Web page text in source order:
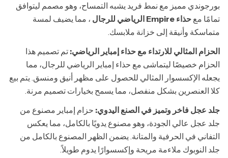
بورجوندي مميز مع نمط فريد يشبه التمساح، وهو مصمم ليتوافق
تمامًا مع حذاء Empire الرياضي للرجال
، مما يضيف لمسة
متماسكة وأنيقة إلى خزانة ملابسك.
الحزام المثالي للارتداء مع حذاء إمباير الرياضي: تم تصميم هذا
الحزام خصيصًا ليتماشى مع حذاء إمباير الرياضي للرجال، مما
يجعله الإكسسوار المثالي للحصول على مظهر أنيق ومنسق. يتم بيع
كلا العنصرين بشكل منفصل، مما يسمح بخيارات تصميم مرنة.
جلد عجل فاخر وتميز في الصنع اليدوي: حزام إمباير مصنوع من
جلد عجل عالي الجودة، وهو مصنوع يدويًا بالكامل، مما يعكس
التفاني في الحرفية والمتانة. يضمن الظهر المصنوع بالكامل من
جلد النوبوك ملاءمة مريحة وإكسسوارًا يدوم طويلاً.